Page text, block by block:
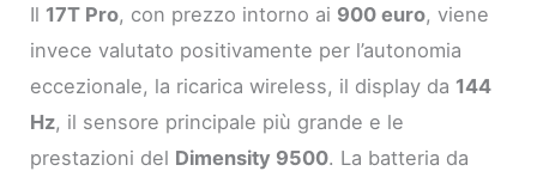
Il 17T Pro, con prezzo intorno ai 900 euro, viene
invece valutato positivamente per l’autonomia
eccezionale, la ricarica wireless, il display da 144
Hz, il sensore principale più grande e le
prestazioni del Dimensity 9500. La batteria da